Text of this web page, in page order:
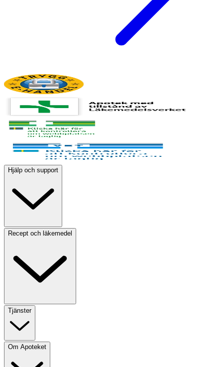
Hjälp och support
Recept och läkemedel
Tjänster
Om Apoteket